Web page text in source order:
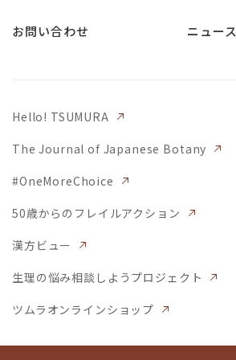
お問い合わせ ニュース
Hello! TSUMURA
The Journal of Japanese Botany
#OneMoreChoice
50歳からのフレイルアクション
漢方ビュー
生理の悩み相談しようプロジェクト
ツムラオンラインショップ